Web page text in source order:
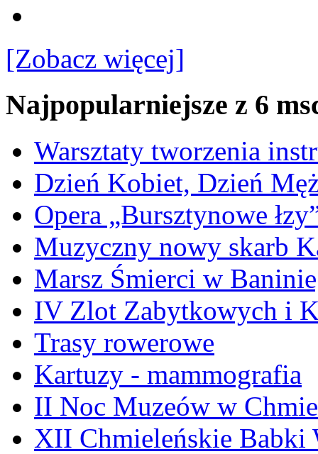
[Zobacz więcej]
Najpopularniejsze z 6
Warsztaty tworzenia
Dzień Kobiet, Dzień
Opera „Bursztynowe
Muzyczny nowy skarb
Marsz Śmierci w
IV Zlot Zabytkowych i
Trasy rowerowe
Kartuzy - mammografia
II Noc Muzeów w
XII Chmieleńskie Babki